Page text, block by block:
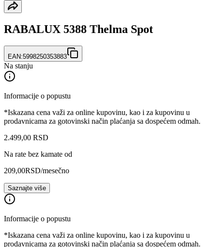
RABALUX 5388 Thelma Spot
EAN:5998250353883
Na stanju
Informacije o popustu
*Iskazana cena važi za online kupovinu, kao i za kupovinu u
prodavnicama za gotovinski način plaćanja sa dospećem odmah.
2.499,00 RSD
Na rate bez kamate od
209,00RSD/mesečno
Saznajte više
Informacije o popustu
*Iskazana cena važi za online kupovinu, kao i za kupovinu u
prodavnicama za gotovinski način plaćanja sa dospećem odmah.